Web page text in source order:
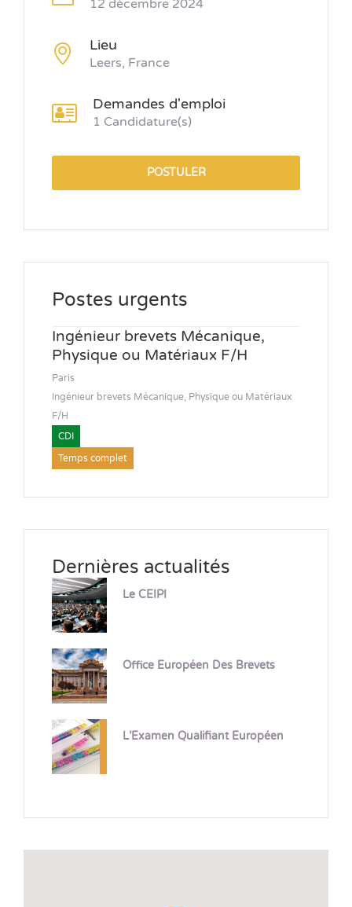
12 décembre 2024
Lieu
Leers, France
Demandes d'emploi
1 Candidature(s)
POSTULER
Postes urgents
Ingénieur brevets Mécanique,
Physique ou Matériaux F/H
Paris
Ingénieur brevets Mécanique, Physique ou Matériaux
F/H
CDI
Temps complet
Dernières actualités
Le CEIPI
Office Européen Des Brevets
L’Examen Qualifiant Européen